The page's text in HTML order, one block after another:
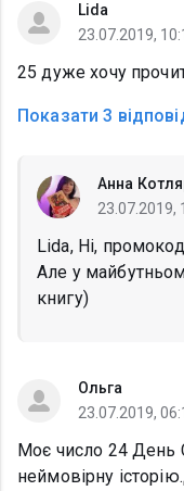
Lida
23.07.2019,
25 дуже хочу
Показати 3
Анна
23.07.2019,
Lida, Ні,
Але у
книгу)
Ольга
23.07.2019,
Моє число 24 День
неймовірну